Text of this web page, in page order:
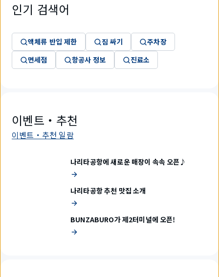
인기 검색어
액체류 반입 제한 짐 싸기
주차장
면세점
항공사 정보 진료소
이벤트・추천
이벤트・추천 일람
나리타공항에 새로운 매장이 속속 오픈♪
나리타공항 추천 맛집 소개
BUNZABURO가 제2터미널에 오픈!